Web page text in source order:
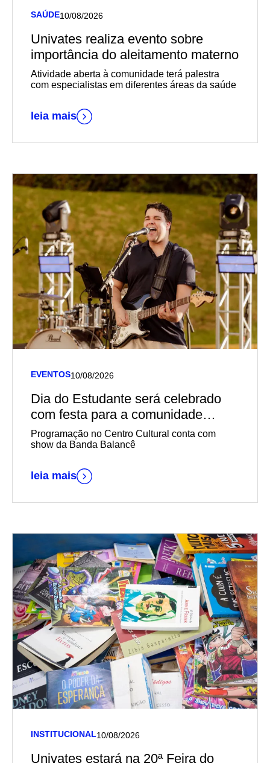
SAÚDE10/08/2026
Univates realiza evento sobre
importância do aleitamento materno
Atividade aberta à comunidade terá palestra
com especialistas em diferentes áreas da saúde
leia mais
EVENTOS10/08/2026
Dia do Estudante será celebrado
com festa para a comunidade
acadêmica
Programação no Centro Cultural conta com
show da Banda Balancê
leia mais
INSTITUCIONAL10/08/2026
Univates estará na 20ª Feira do